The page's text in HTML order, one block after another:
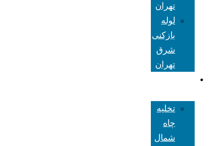
تهران
لوله
بازکنی
شرق
تهران
تخلیه
چاه
شمال